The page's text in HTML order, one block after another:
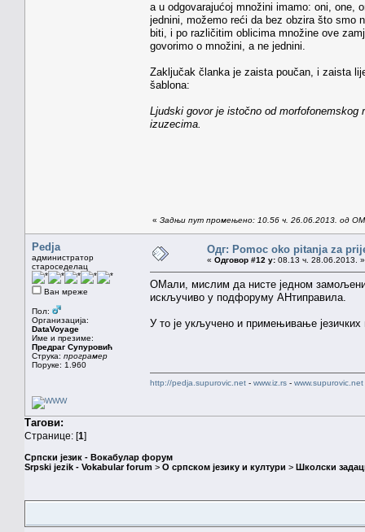
a u odgovarajućoj množini imamo: oni, one,
jednini, možemo reći da bez obzira što smo
biti, i po različitim oblicima množine ove
govorimo o množini, a ne jednini.
Zaključak članka je zaista poučan, i zaista
šablona:
Ljudski govor je istočno od
izuzecima.
« Задњи пут промењено: 10.56 ч. 26.06.2013. од
Pedja
администратор
староседелац
Ван мреже
Пол:
Организација:
DataVoyage
Име и презиме:
Предраг Супуровић
Струка: програмер
Поруке: 1.960
Одг: Pomoc oko pitanja za
« Одговор #12 у: 08.13 ч. 28.06.2013. »
ОМали, мислим да нисте једном замољени
искључиво у подфоруму АНтиправила.
У то је укључено и примењивање језичких
http://pedja.supurovic.net - www.iz.rs - www.supurovic.net
Тагови:
Странице: [1]
Српски језик - Вокабулар форум
Srpski jezik - Vokabular forum > О српском језику и култури > Школски